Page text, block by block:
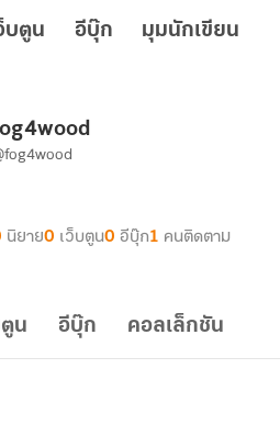
บตูน อีบุ๊ก มุมนักเขียน
นิยาย0 เว็บตูน0 อีบุ๊ก1 คนติดตาม
ตูน อีบุ๊ก คอลเล็กชัน